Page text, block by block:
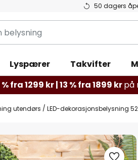
50 dagers
Lyspærer Takvifter
fra 1299 kr | 13 % fra 1899 krpå
utendørs LED-dekorasjonsbelysning